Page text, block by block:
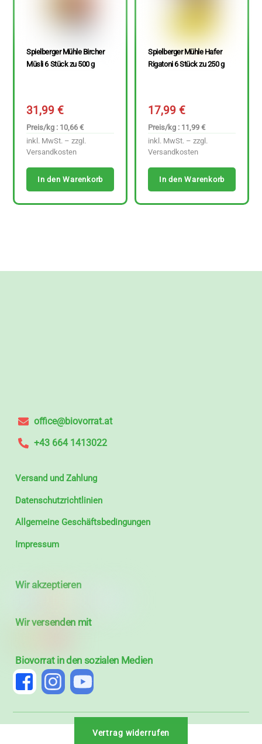
Spielberger Mühle Bircher
Müsli 6 Stück zu 500 g
31,99€
Preis/kg : 10,66 €
inkl. MwSt. – zzgl.
Versandkosten
In den Warenkorb
Spielberger Mühle Hafer
Rigatoni 6 Stück zu 250 g
17,99€
Preis/kg : 11,99 €
inkl. MwSt. – zzgl.
Versandkosten
In den Warenkorb
office@biovorrat.at
+43 664 1413022
Versand und Zahlung
Datenschutzrichtlinien
Allgemeine Geschäftsbedingungen
Impressum
Wir akzeptieren
Wir versenden mit
Biovorrat in den sozialen Medien
Vertrag widerrufen